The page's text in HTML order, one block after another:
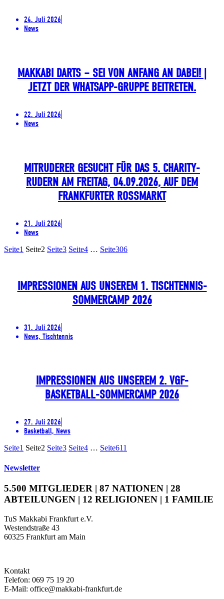
24. Juli 2026
News
MAKKABI DARTS – SEI VON ANFANG AN DABEI! |
JETZT DER WHATSAPP-GRUPPE BEITRETEN.
22. Juli 2026
News
MITRUDERER GESUCHT FÜR DAS 5. CHARITY-
RUDERN AM FREITAG, 04.09.2026, AUF DEM
FRANKFURTER ROSSMARKT
21. Juli 2026
News
Seite1 Seite2 Seite3 Seite4 … Seite306
IMPRESSIONEN AUS UNSEREM 1. TISCHTENNIS-
SOMMERCAMP 2026
31. Juli 2026
News, Tischtennis
IMPRESSIONEN AUS UNSEREM 2. VGF-
BASKETBALL-SOMMERCAMP 2026
27. Juli 2026
Basketball, News
Seite1 Seite2 Seite3 Seite4 … Seite611
Newsletter
5.500 MITGLIEDER | 87 NATIONEN | 28
ABTEILUNGEN | 12 RELIGIONEN | 1 FAMILIE
TuS Makkabi Frankfurt e.V.
Westendstraße 43
60325 Frankfurt am Main
Kontakt
Telefon: 069 75 19 20
E-Mail: office@makkabi-frankfurt.de